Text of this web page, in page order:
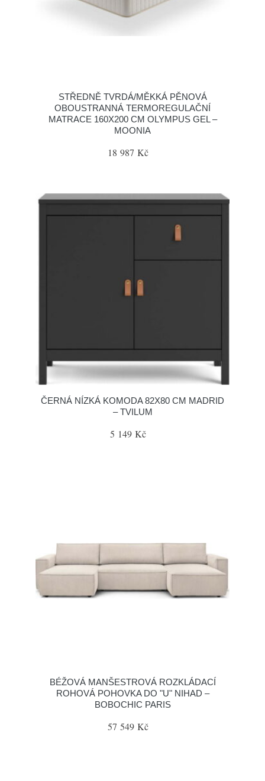
STŘEDNĚ TVRDÁ/MĚKKÁ PĚNOVÁ
OBOUSTRANNÁ TERMOREGULAČNÍ
MATRACE 160X200 CM OLYMPUS GEL –
MOONIA
18 987 Kč
ČERNÁ NÍZKÁ KOMODA 82X80 CM MADRID
– TVILUM
5 149 Kč
BÉŽOVÁ MANŠESTROVÁ ROZKLÁDACÍ
ROHOVÁ POHOVKA DO "U" NIHAD –
BOBOCHIC PARIS
57 549 Kč